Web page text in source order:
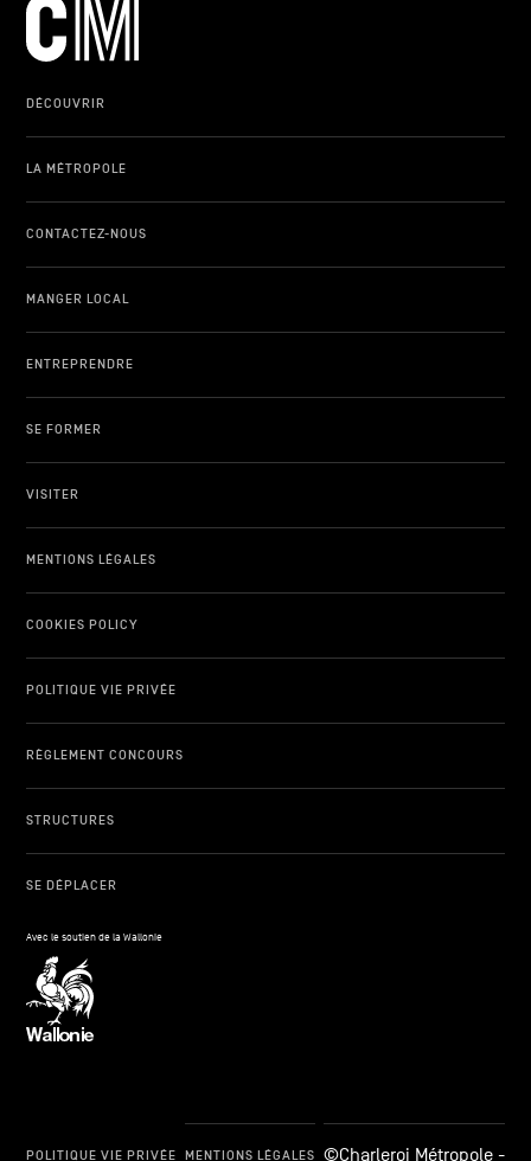
DÉCOUVRIR
LA MÉTROPOLE
CONTACTEZ-NOUS
MANGER LOCAL
ENTREPRENDRE
SE FORMER
VISITER
MENTIONS LÉGALES
COOKIES POLICY
POLITIQUE VIE PRIVÉE
RÈGLEMENT CONCOURS
STRUCTURES
SE DÉPLACER
Avec le soutien de la Wallonie
POLITIQUE VIE PRIVÉE MENTIONS LÉGALES ©Charleroi Métropole -